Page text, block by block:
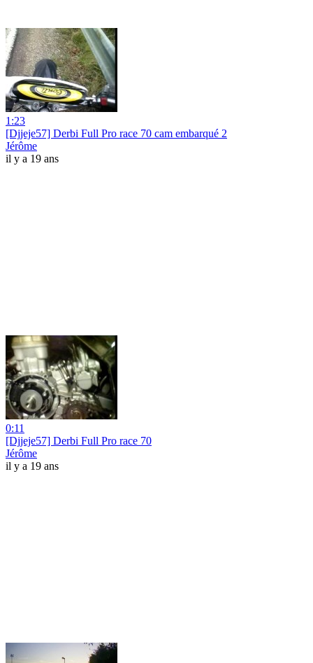
1:23
[Djjeje57] Derbi Full Pro race 70 cam embarqué 2
Jérôme
il y a 19 ans
0:11
[Djjeje57] Derbi Full Pro race 70
Jérôme
il y a 19 ans